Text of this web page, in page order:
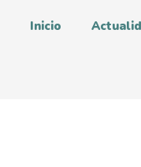
Inicio